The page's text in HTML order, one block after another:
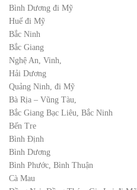
Bình Dương đi Mỹ
Huế đi Mỹ
Bắc Ninh
Bắc Giang
Nghệ An, Vinh,
Hải Dương
Quảng Ninh, đi Mỹ
Bà Rịa – Vũng Tàu,
Bắc Giang Bạc Liêu, Bắc Ninh
Bến Tre
Bình Định
Bình Dương
Bình Phước, Bình Thuận
Cà Mau